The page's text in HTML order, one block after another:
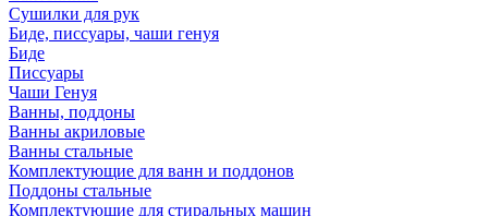
Сушилки для рук
Биде, писсуары, чаши генуя
Биде
Писсуары
Чаши Генуя
Ванны, поддоны
Ванны акриловые
Ванны стальные
Комплектующие для ванн и поддонов
Поддоны стальные
Комплектующие для стиральных машин